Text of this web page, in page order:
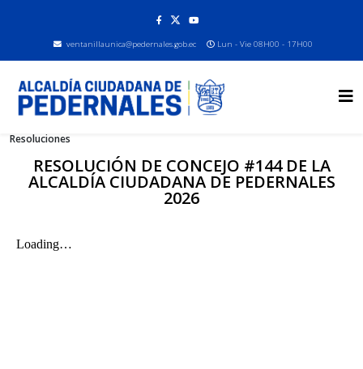
ventanillaunica@pedernales.gob.ec Lun - Vie 08H00 - 17H00
Resoluciones
RESOLUCIÓN DE CONCEJO #144 DE LA
ALCALDÍA CIUDADANA DE PEDERNALES
2026